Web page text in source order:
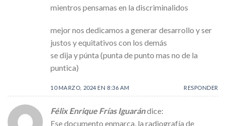
mientros pensamas en la discriminalidos
mejor nos dedicamos a generar desarrollo y ser
justos y equitativos con los demás
se dija y púnta (punta de punto mas no de la
puntica)
10 MARZO, 2024 EN 8:36 AM RESPONDER
Félix Enrique Frías Iguarándice:
Ese documento enmarca, la radiografía de